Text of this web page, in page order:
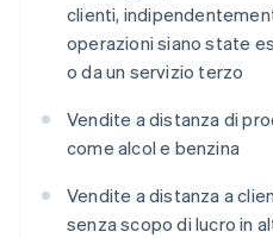
clienti,
operazioni siano state
o da un servizio terzo
Vendite a distanza di
come alcol e benzina
Vendite a distanza a
senza scopo di lucro in